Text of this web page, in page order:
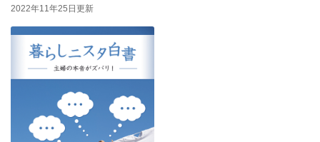
2022年11年25日更新